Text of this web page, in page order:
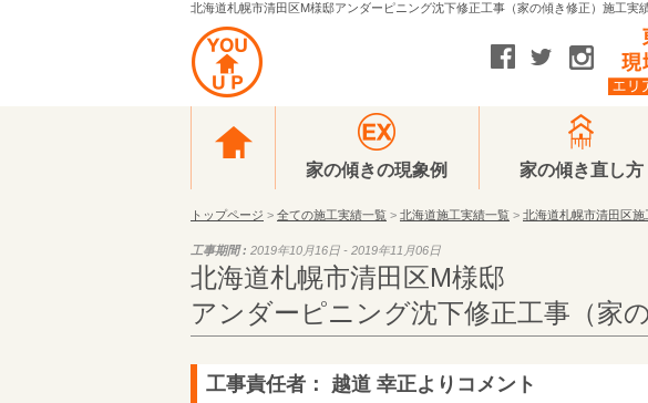
北海道札幌市清田区M様邸アンダーピニング沈下修正工事（家の傾き修正）施工実
家の傾きの現象例 家の傾き直し方
トップページ > 全ての施工実績一覧 > 北海道施工実績一覧 > 北海道札幌市清田区施
工事期間 : 2019年10月16日 - 2019年11月06日
北海道札幌市清田区M様邸
アンダーピニング沈下修正工事（家
工事責任者： 越道 幸正よりコメント